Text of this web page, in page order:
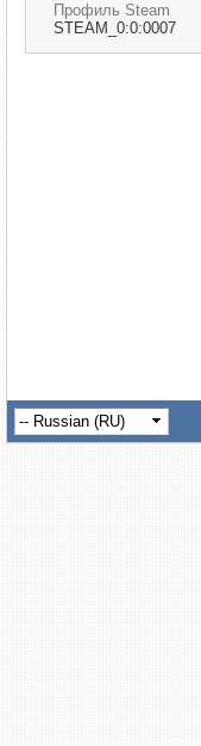
Профиль Steam
STEAM_0:0:0007